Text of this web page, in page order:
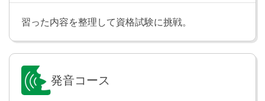
現在完了進行形の文を学習します。「私は今朝からず
っと英語を勉強しています」のように、過去のある時
点から現在までずっと続いている動作や状態について
伝えられるようになります。
習った内容を整理して資格試験に挑戦。
発音コース